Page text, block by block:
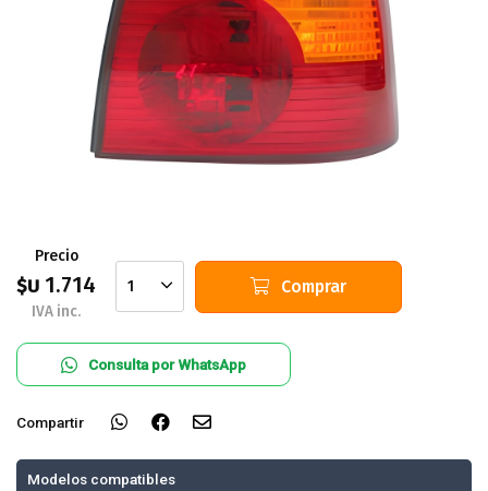
Precio
$U 1.714
IVA inc.
1 Comprar
Consulta por WhatsApp
Compartir
Modelos compatibles